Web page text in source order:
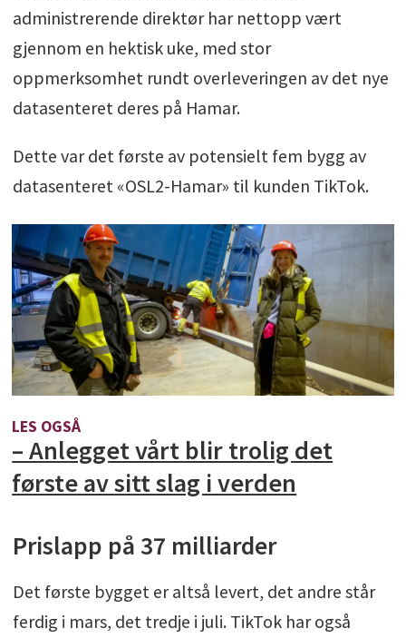
administrerende direktør har nettopp vært
gjennom en hektisk uke, med stor
oppmerksomhet rundt overleveringen av det nye
datasenteret deres på Hamar.
Dette var det første av potensielt fem bygg av
datasenteret «OSL2-Hamar» til kunden TikTok.
LES OGSÅ
– Anlegget vårt blir trolig det
første av sitt slag i verden
Prislapp på 37 milliarder
Det første bygget er altså levert, det andre står
ferdig i mars, det tredje i juli. TikTok har også